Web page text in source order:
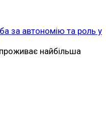
за автономію та роль у
найбільша